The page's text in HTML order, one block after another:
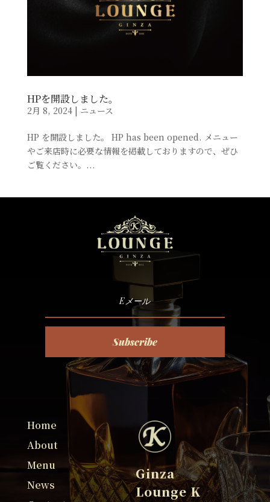
HPを開設しました。
2月 8, 2024| ニュース
HP を開設しました。 HP has been opened. メニュー
やご来店時に必要な情報を掲載しておりますので、ぜひ
ご覧ください。...
Subscribe
Ginza
Lounge K
Home
About
Menu
News